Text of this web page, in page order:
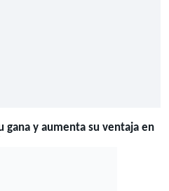
gana y aumenta su ventaja en